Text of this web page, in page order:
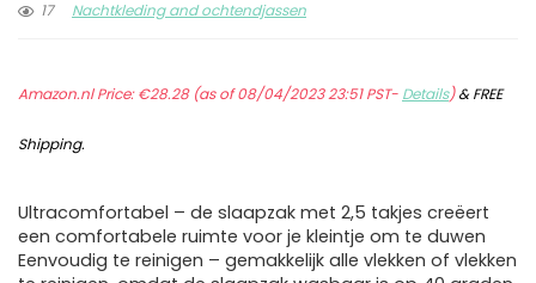
17
Nachtkleding and ochtendjassen
Amazon.nl Price:€28.28(as of 08/04/2023 23:51 PST- Details)&FREE
Shipping.
Ultracomfortabel – de slaapzak met 2,5 takjes creëert
een comfortabele ruimte voor je kleintje om te duwen
Eenvoudig te reinigen – gemakkelijk alle vlekken of vlekken